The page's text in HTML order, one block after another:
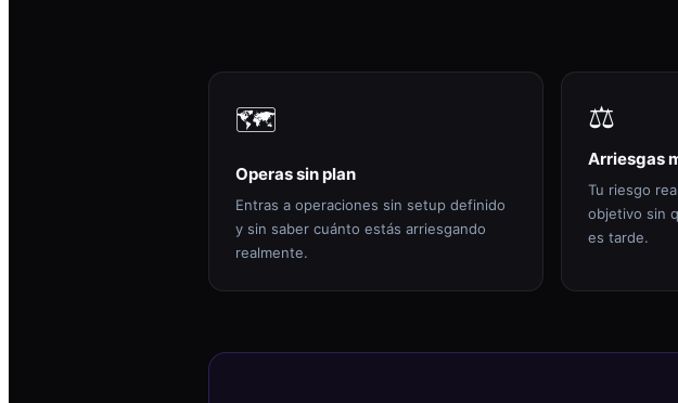
🗺️
Operas sin plan
Entras a operaciones sin setup definido
y sin saber cuánto estás arriesgando
realmente.
⚖️
Arriesgas
Tu riesgo
objetivo sin
es tarde.